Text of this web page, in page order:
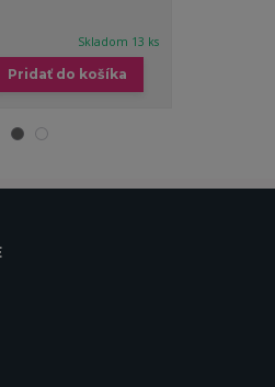
Skladom 13 ks
Pridať do košíka